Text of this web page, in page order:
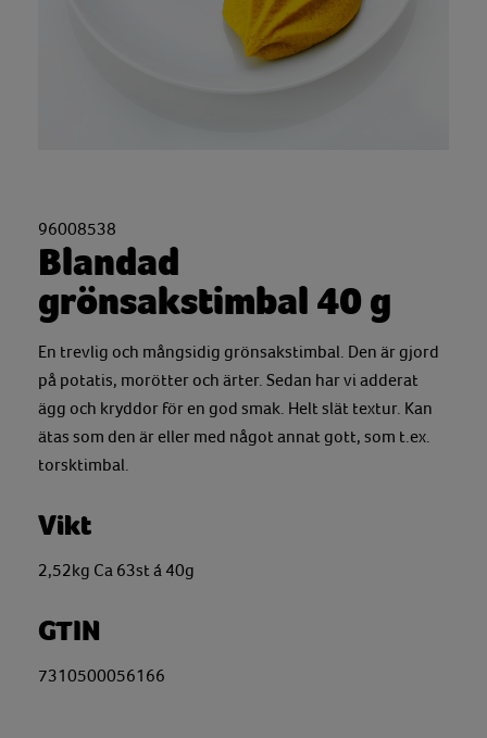
96008538
Blandad
grönsakstimbal 40 g
En trevlig och mångsidig grönsakstimbal. Den är gjord
på potatis, morötter och ärter. Sedan har vi adderat
ägg och kryddor för en god smak. Helt slät textur. Kan
ätas som den är eller med något annat gott, som t.ex.
torsktimbal.
Vikt
2,52kg Ca 63st á 40g
GTIN
7310500056166